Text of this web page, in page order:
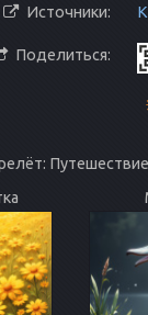
Источники:
Поделиться: